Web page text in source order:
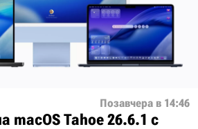
Позавчера в 14:46
macOS Tahoe 26.6.1 с